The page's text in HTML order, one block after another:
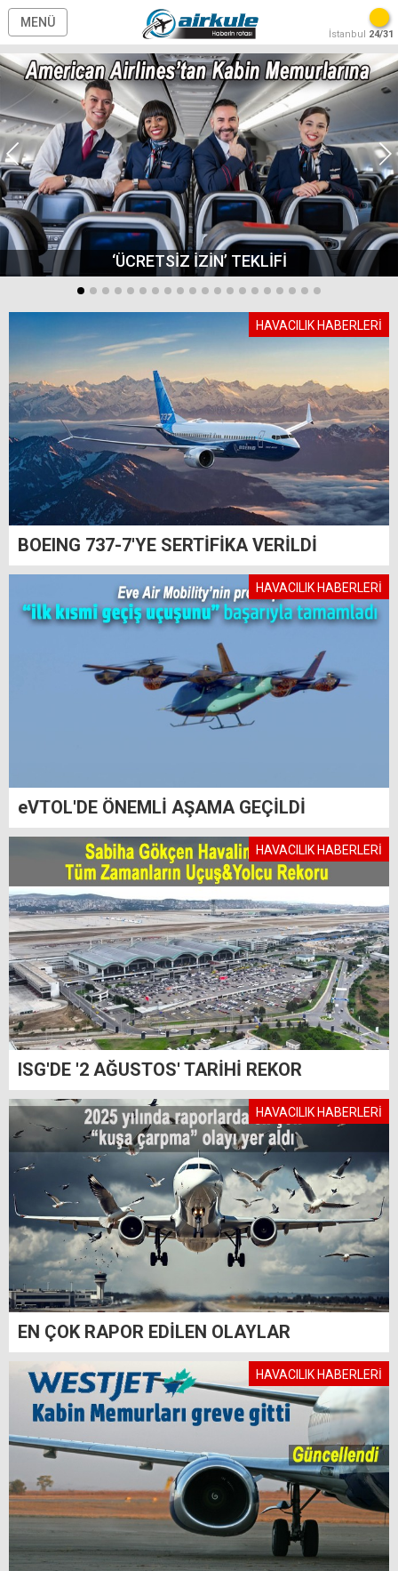
MENÜ
İstanbul 24/31
‘ÜCRETSİZ İZİN’ TEKLİFİ
HAVACILIK HABERLERİ
BOEING 737-7'YE SERTİFİKA VERİLDİ
HAVACILIK HABERLERİ
eVTOL'DE ÖNEMLİ AŞAMA GEÇİLDİ
HAVACILIK HABERLERİ
ISG'DE '2 AĞUSTOS' TARİHİ REKOR
HAVACILIK HABERLERİ
EN ÇOK RAPOR EDİLEN OLAYLAR
HAVACILIK HABERLERİ